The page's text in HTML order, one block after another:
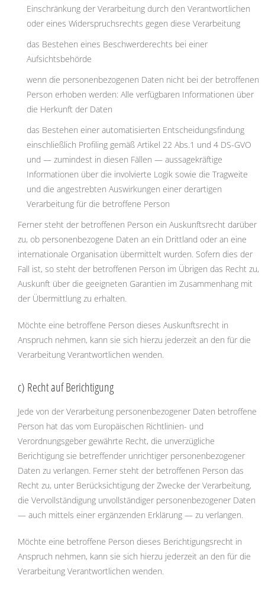
Einschränkung der Verarbeitung durch den Verantwortlichen
oder eines Widerspruchsrechts gegen diese Verarbeitung
das Bestehen eines Beschwerderechts bei einer
Aufsichtsbehörde
wenn die personenbezogenen Daten nicht bei der betroffenen
Person erhoben werden: Alle verfügbaren Informationen über
die Herkunft der Daten
das Bestehen einer automatisierten Entscheidungsfindung
einschließlich Profiling gemäß Artikel 22 Abs.1 und 4 DS-GVO
und — zumindest in diesen Fällen — aussagekräftige
Informationen über die involvierte Logik sowie die Tragweite
und die angestrebten Auswirkungen einer derartigen
Verarbeitung für die betroffene Person
Ferner steht der betroffenen Person ein Auskunftsrecht darüber
zu, ob personenbezogene Daten an ein Drittland oder an eine
internationale Organisation übermittelt wurden. Sofern dies der
Fall ist, so steht der betroffenen Person im Übrigen das Recht zu,
Auskunft über die geeigneten Garantien im Zusammenhang mit
der Übermittlung zu erhalten.
Möchte eine betroffene Person dieses Auskunftsrecht in
Anspruch nehmen, kann sie sich hierzu jederzeit an den für die
Verarbeitung Verantwortlichen wenden.
c) Recht auf Berichtigung
Jede von der Verarbeitung personenbezogener Daten betroffene
Person hat das vom Europäischen Richtlinien- und
Verordnungsgeber gewährte Recht, die unverzügliche
Berichtigung sie betreffender unrichtiger personenbezogener
Daten zu verlangen. Ferner steht der betroffenen Person das
Recht zu, unter Berücksichtigung der Zwecke der Verarbeitung,
die Vervollständigung unvollständiger personenbezogener Daten
— auch mittels einer ergänzenden Erklärung — zu verlangen.
Möchte eine betroffene Person dieses Berichtigungsrecht in
Anspruch nehmen, kann sie sich hierzu jederzeit an den für die
Verarbeitung Verantwortlichen wenden.